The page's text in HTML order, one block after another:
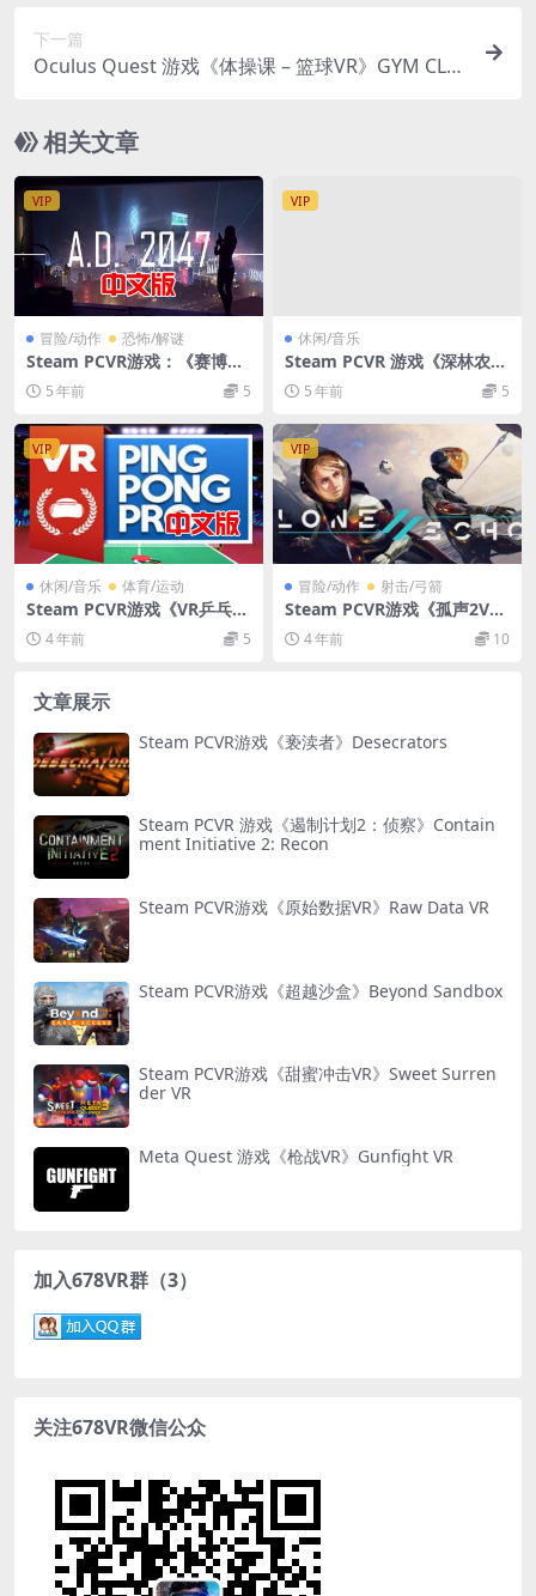
下一篇
Oculus Quest 游戏《体操课 – 篮球VR》GYM CLA
相关文章
VIP
冒险/动作 恐怖/解谜
Steam PCVR游戏：《赛博朋
克科幻世界VR电影》A.D. 204
7 VR5 年前 5
VIP
休闲/音乐
Steam PCVR 游戏《深林农场
VR》Forest Farm VR
5 年前 5
VIP
休闲/音乐 体育/运动
Steam PCVR游戏《VR乒乓球
专业版》 VR Ping Pong Pro
4 年前 5
VIP
冒险/动作 射击/弓箭
Steam PCVR游戏《孤声2V
R》Lone Echo II VR
4 年前 10
文章展示
Steam PCVR游戏《亵渎者》Desecrators
Steam PCVR 游戏《遏制计划2：侦察》Contain
ment Initiative 2: Recon
Steam PCVR游戏《原始数据VR》Raw Data VR
Steam PCVR游戏《超越沙盒》Beyond Sandbox
Steam PCVR游戏《甜蜜冲击VR》Sweet Surren
der VR
Meta Quest 游戏《枪战VR》Gunfight VR
加入678VR群（3）
关注678VR微信公众